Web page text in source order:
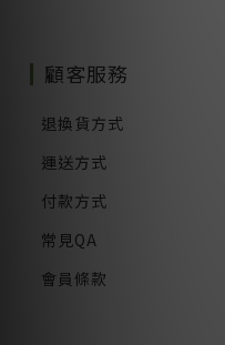
顧客服務
退換貨方式
運送方式
付款方式
常見QA
會員條款